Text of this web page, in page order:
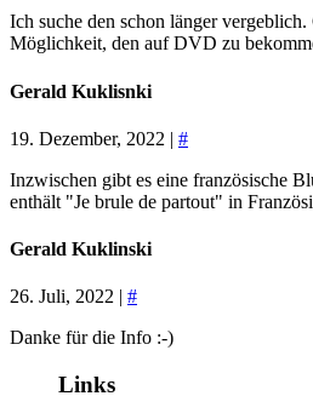
Ich suche den schon länger
Möglichkeit, den auf DVD zu
Gerald Kuklisnki
19. Dezember, 2022 | #
Inzwischen gibt es eine französische
enthält "Je brule de partout" in
Gerald Kuklinski
26. Juli, 2022 | #
Danke für die Info :-)
Links